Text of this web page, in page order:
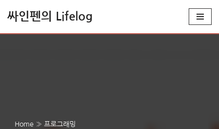
싸인펜의 Lifelog
Home » 프로그래밍